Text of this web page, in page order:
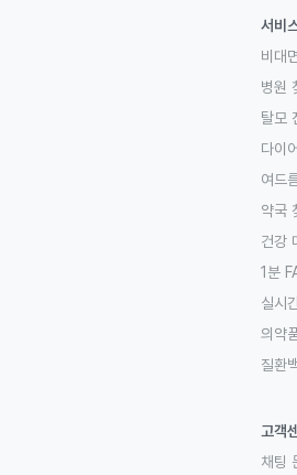
서비
비대
병원
탈모
다이
여드
약국
건강
1분
실시
의약
질환
고객
채팅